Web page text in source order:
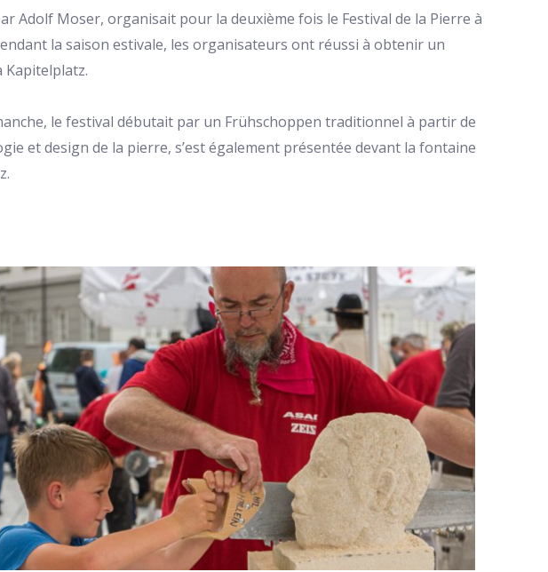
Adolf Moser, organisait pour la deuxième fois le Festival de la Pierre à
la saison estivale, les organisateurs ont réussi à obtenir un
Kapitelplatz.
le festival débutait par un Frühschoppen traditionnel à partir de
et design de la pierre, s’est également présentée devant la fontaine